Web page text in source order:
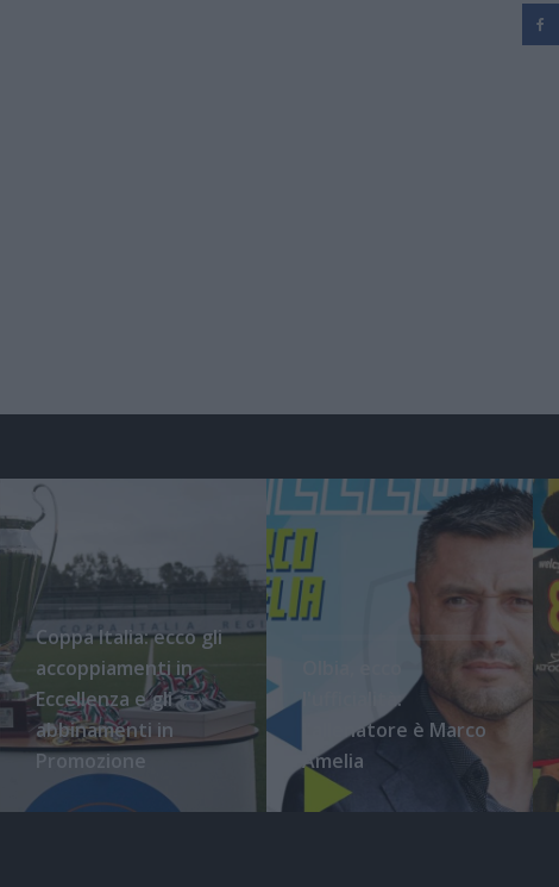
Coppa Italia: ecco gli
accoppiamenti in
Eccellenza e gli
abbinamenti in
Promozione
l'ufficialità:
l'allenatore è Marco
Amelia